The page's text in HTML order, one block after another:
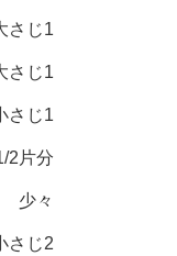
さじ1
さじ1
さじ1
2片分
少々
さじ2